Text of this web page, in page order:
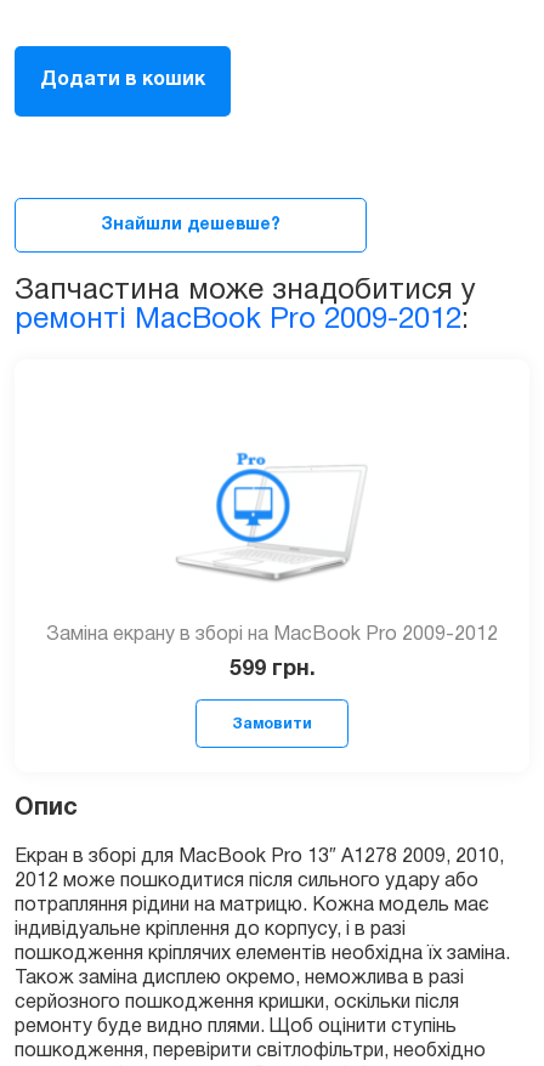
(матриця,
LCD,
зборі
MacBook
Pro
Додати в кошик
Знайшли дешевше?
Запчастина може знадобитися у
ремонті MacBook Pro 2009-2012:
Заміна екрану в зборі на MacBook Pro 2009-2012
599 грн.
Замовити
Опис
Екран в зборі для MacBook Pro 13″ A1278 2009, 2010,
2012 може пошкодитися після сильного удару або
потрапляння рідини на матрицю. Кожна модель має
індивідуальне кріплення до корпусу, і в разі
пошкодження кріплячих елементів необхідна їх заміна.
Також заміна дисплею окремо, неможлива в разі
серйозного пошкодження кришки, оскільки після
ремонту буде видно плями. Щоб оцінити ступінь
пошкодження, перевірити світлофільтри, необхідно